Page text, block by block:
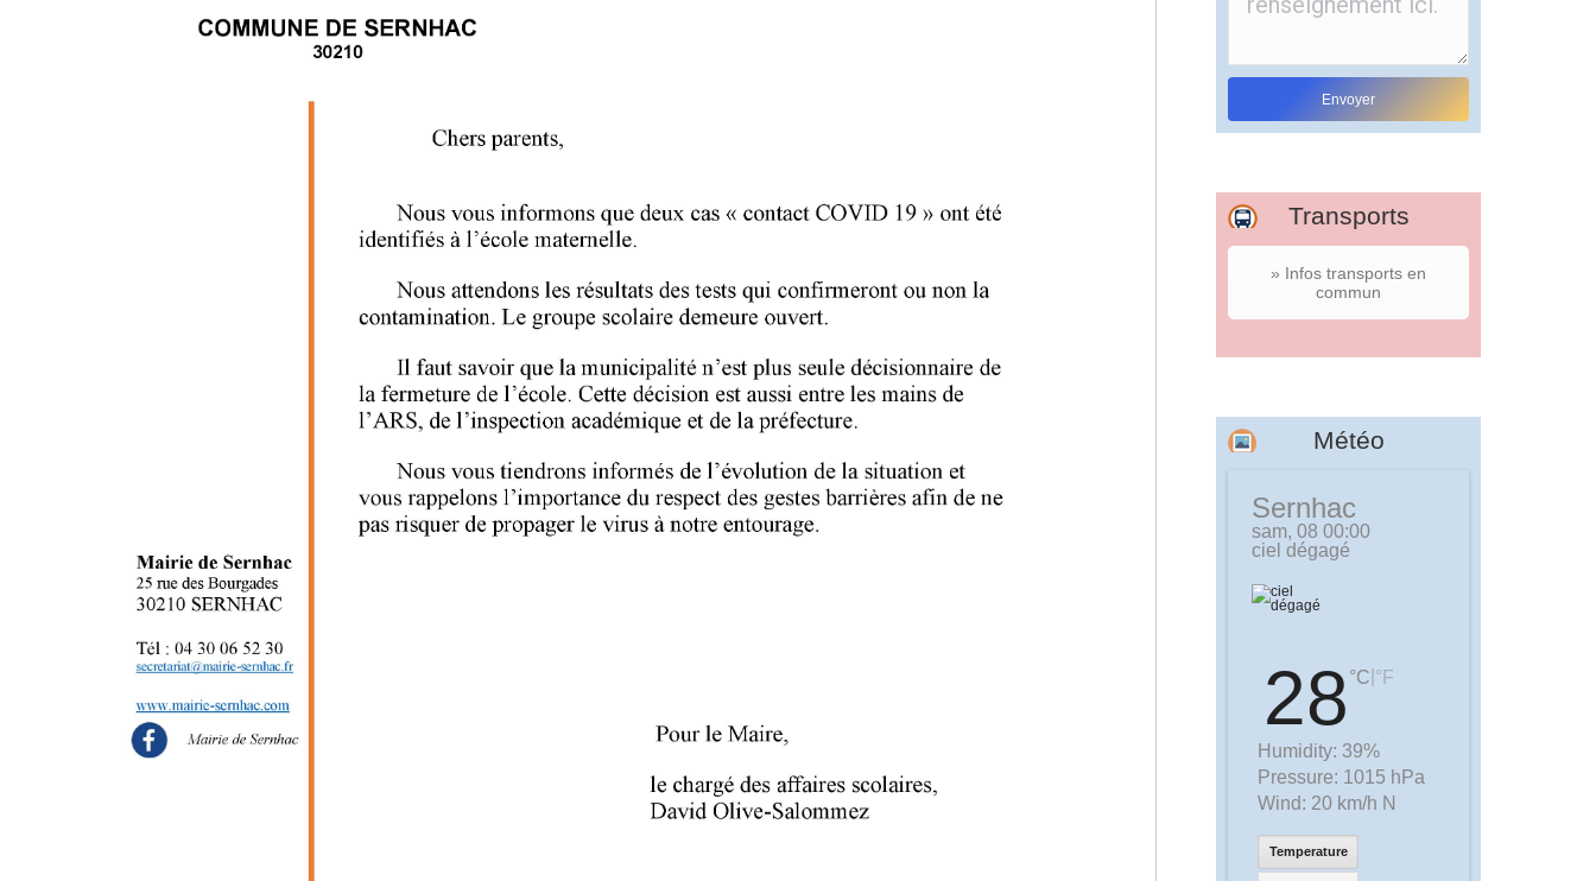
Transports
» Infos transports en
commun
Météo
Sernhac
sam, 08 00:00
ciel dégagé
28 °C °F
Humidity: 39%
Pressure: 1015 hPa
Wind: 20 km/h N
Temperature